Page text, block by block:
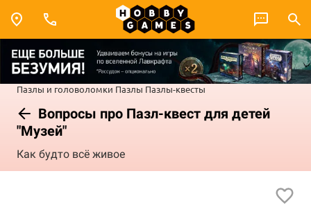
Пазлы и головоломки Пазлы Пазлы-квесты
Вопросы про Пазл-квест для детей
"Музей"
Как будто всё живое